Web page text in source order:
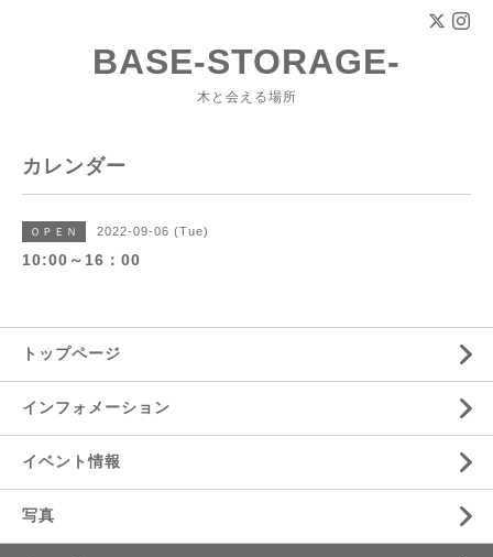
BASE-STORAGE-
木と会える場所
カレンダー
ＯＰＥＮ 2022-09-06 (Tue)
10:00～16：00
トップページ
インフォメーション
イベント情報
写真